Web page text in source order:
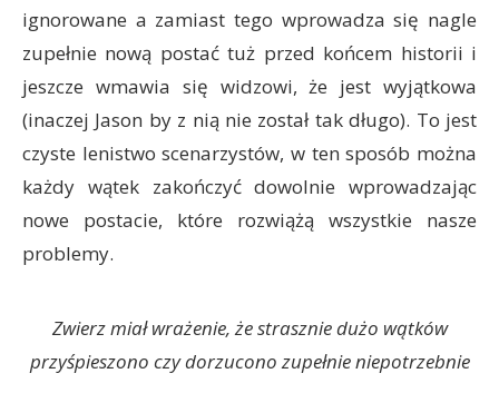
ignorowane a zamiast tego wprowadza się nagle
zupełnie nową postać tuż przed końcem historii i
jeszcze wmawia się widzowi, że jest wyjątkowa
(inaczej Jason by z nią nie został tak długo). To jest
czyste lenistwo scenarzystów, w ten sposób można
każdy wątek zakończyć dowolnie wprowadzając
nowe postacie, które rozwiążą wszystkie nasze
problemy.
Zwierz miał wrażenie, że strasznie dużo wątków
przyśpieszono czy dorzucono zupełnie niepotrzebnie